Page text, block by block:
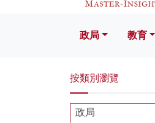
政局 教育
按類別瀏覽
政局